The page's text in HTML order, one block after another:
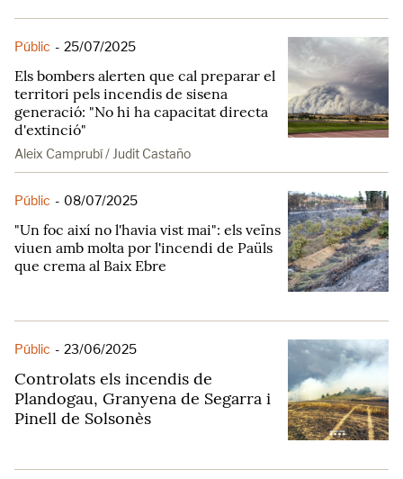
Públic - 25/07/2025
Els bombers alerten que cal preparar el
territori pels incendis de sisena
generació: "No hi ha capacitat directa
d'extinció"
Aleix Camprubí / Judit Castaño
Públic - 08/07/2025
"Un foc així no l'havia vist mai": els veïns
viuen amb molta por l'incendi de Paüls
que crema al Baix Ebre
Públic - 23/06/2025
Controlats els incendis de
Plandogau, Granyena de Segarra i
Pinell de Solsonès